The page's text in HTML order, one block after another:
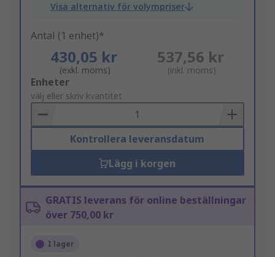
Visa alternativ för volympriser
Antal (1 enhet)*
430,05 kr
(exkl. moms)
537,56 kr
(inkl. moms)
Add
to
Basket
Enheter
välj eller skriv kvantitet
Kontrollera leveransdatum
Lägg i korgen
GRATIS leverans för online beställningar
över 750,00 kr
I lager